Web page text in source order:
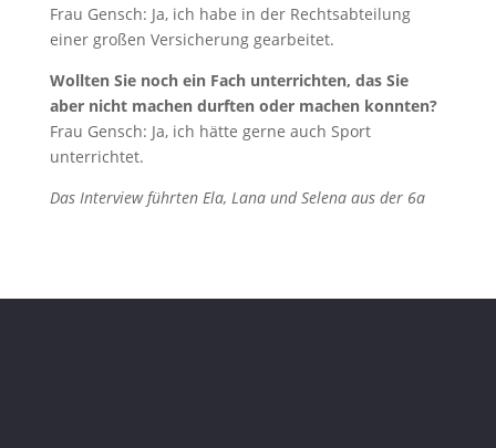
Frau Gensch: Ja, ich habe in der Rechtsabteilung
einer großen Versicherung gearbeitet.
Wollten Sie noch ein Fach unterrichten, das Sie
aber nicht machen durften oder machen konnten?
Frau Gensch: Ja, ich hätte gerne auch Sport
unterrichtet.
Das Interview führten Ela, Lana und Selena aus der 6a